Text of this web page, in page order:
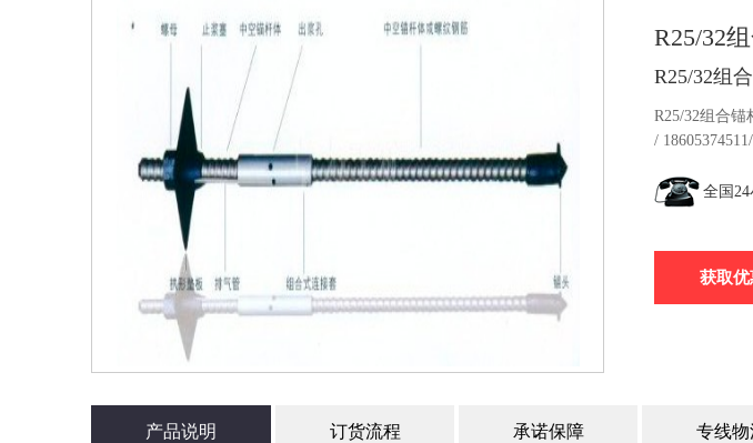
R25/32
R25/32组
R25/32组合
/
全国
获取
产品说明 订货流程 承诺保障 专线物